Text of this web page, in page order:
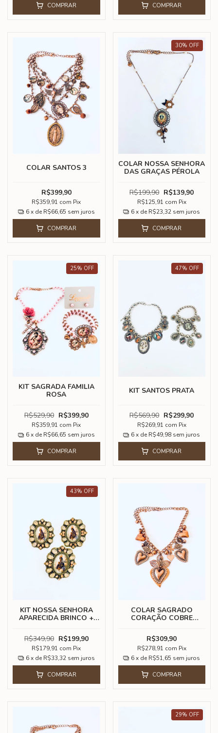
COMPRAR COMPRAR
COLAR SANTOS 3
R$399,90
R$359,91 com Pix
6 x de R$66,65 sem juros
COMPRAR
30% OFF
COLAR NOSSA SENHORA
DAS GRAÇAS PÉROLA
R$199,90 R$139,90
R$125,91 com Pix
6 x de R$23,32 sem juros
COMPRAR
25% OFF
KIT SAGRADA FAMILIA
ROSA
R$529,90 R$399,90
R$359,91 com Pix
6 x de R$66,65 sem juros
COMPRAR
47% OFF
KIT SANTOS PRATA
R$569,90 R$299,90
R$269,91 com Pix
6 x de R$49,98 sem juros
COMPRAR
43% OFF
KIT NOSSA SENHORA
APARECIDA BRINCO +
R$349,90 R$199,90
R$179,91 com Pix
6 x de R$33,32 sem juros
COMPRAR
COLAR SAGRADO
CORAÇÃO COBRE
R$309,90
R$278,91 com Pix
6 x de R$51,65 sem juros
COMPRAR
29% OFF